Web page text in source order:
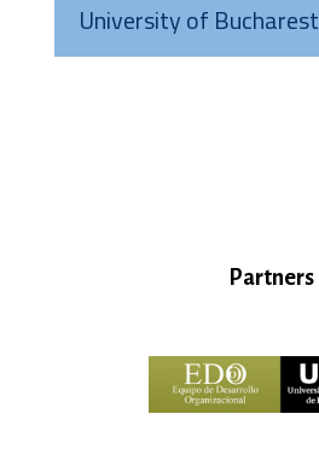
University of Bucharest
Partners